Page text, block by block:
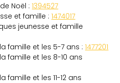
Noël :1394527
et famille :1474017
jeunesse et famille
famille et les 5-7 ans :1477201
famille et les 8-10 ans
famille et les 11-12 ans